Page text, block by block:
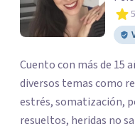
5
Cuento con más de 15
diversos temas como
estrés, somatización,
resueltos, heridas no